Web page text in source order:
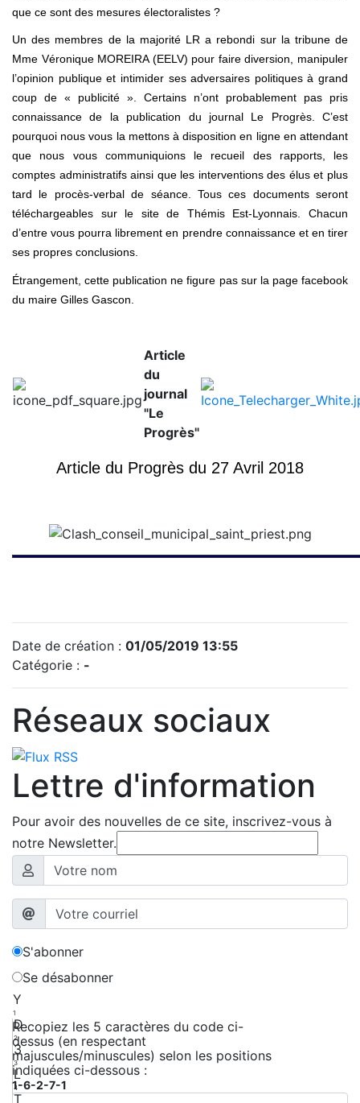
que ce sont des mesures électoralistes ?
Un des membres de la majorité LR a rebondi sur la tribune de
Mme Véronique MOREIRA (EELV) pour faire diversion, manipuler
l’opinion publique et intimider ses adversaires politiques à grand
coup de « publicité ». Certains n’ont probablement pas pris
connaissance de la publication du journal Le Progrès. C’est
pourquoi nous vous la mettons à disposition en ligne en attendant
que nous vous communiquions le recueil des rapports, les
comptes administratifs ainsi que les interventions des élus et plus
tard le procès-verbal de séance. Tous ces documents seront
téléchargeables sur le site de Thémis Est-Lyonnais. Chacun
d’entre vous pourra librement en prendre connaissance et en tirer
ses propres conclusions.
Étrangement, cette publication ne figure pas sur la page facebook
du maire Gilles Gascon.
Article
du
journal
"Le
Progrès"
Article du Progrès du 27 Avril 2018
Date de création : 01/05/2019 13:55
Catégorie : -
Réseaux sociaux
Lettre d'information
Pour avoir des nouvelles de ce site, inscrivez-vous à
notre Newsletter.
S'abonner
Se désabonner
Y
1
D
2
3
3
L
4
T
Recopiez les 5 caractères du code ci-
dessus (en respectant
majuscules/minuscules) selon les positions
indiquées ci-dessous :
1-6-2-7-1